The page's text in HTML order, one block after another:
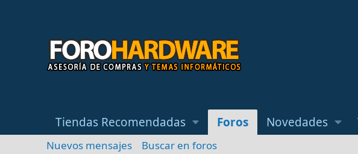
Tiendas Recomendadas Foros Novedades
Nuevos mensajes
Buscar en foros